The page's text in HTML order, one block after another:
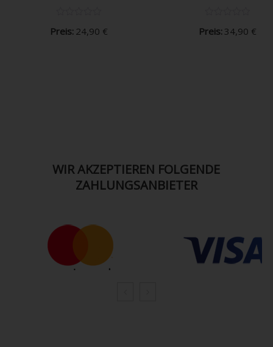
Preis: 24,90 € Preis: 34,90 €
WIR AKZEPTIEREN FOLGENDE
ZAHLUNGSANBIETER